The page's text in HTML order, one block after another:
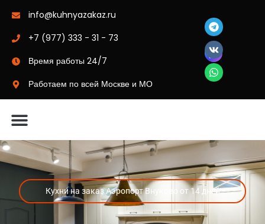
info@kuhnyazakaz.ru
+7 (977) 333 - 31 - 73
Время работы 24/7
Работаем по всей Москве и МО
Кухни на заказ Аэропорт Внуково от 14 дней